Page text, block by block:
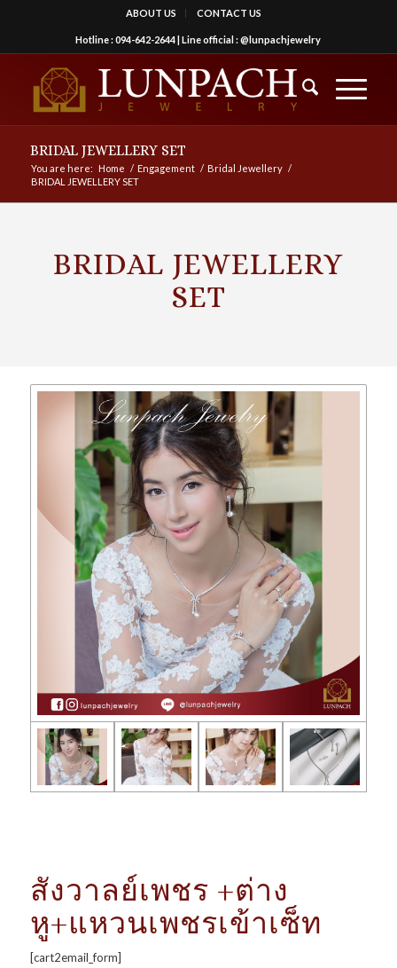
ABOUT US CONTACT US
Hotline :094-642-2644| Line official :@lunpachjewelry
BRIDAL JEWELLERY SET
You are here: Home / Engagement / Bridal Jewellery /
BRIDAL JEWELLERY SET
BRIDAL JEWELLERY
SET
สังวาลย์เพชร +ต่าง
หู+แหวนเพชรเข้าเซ็ท
[cart2email_form]